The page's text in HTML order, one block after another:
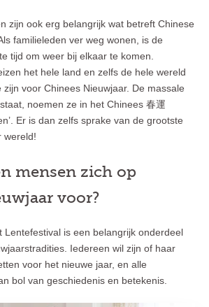
zijn ook erg belangrijk wat betreft Chinese
familieleden ver weg wonen, is de
tijd om weer bij elkaar te komen.
het hele land en zelfs de hele wereld
voor Chinees Nieuwjaar. De massale
noemen ze in het Chinees 春運
Er is dan zelfs sprake van de grootste
wereld!
mensen zich op
voor?
Lentefestival is een belangrijk onderdeel
Iedereen wil zijn of haar
voor het nieuwe jaar, en alle
bol van geschiedenis en betekenis.